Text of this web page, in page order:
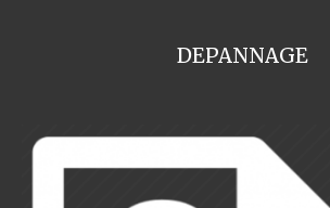
DEPANNAGE